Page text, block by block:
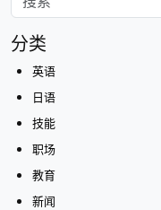
分类
英语
日语
技能
职场
教育
新闻